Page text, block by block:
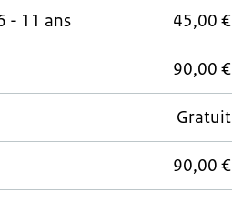
- 11 ans 45,00 €
90,00 €
Gratuit
90,00 €